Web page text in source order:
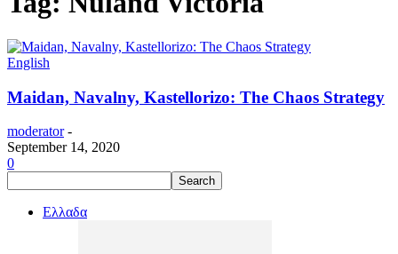
English
Maidan, Navalny, Kastellorizo: The Chaos Strategy
moderator -
September 14, 2020
0
Ελλαδα